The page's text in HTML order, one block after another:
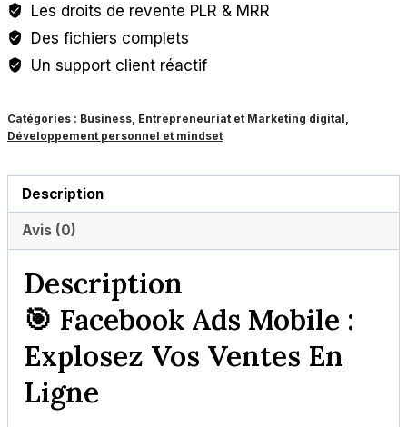
Explosez
vos
en
Ligne
Les droits de revente PLR & MRR
Des fichiers complets
Un support client réactif
Catégories : Business, Entrepreneuriat et Marketing digital
Développement personnel et mindset
Description
Avis (0)
Description
🎯 Facebook Ads Mobile :
Explosez Vos Ventes En
Ligne